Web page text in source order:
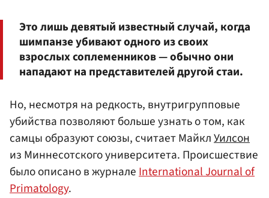
Это лишь девятый известный случай, когда
шимпанзе убивают одного из своих
взрослых соплеменников — обычно они
нападают на представителей другой стаи.
Но, несмотря на редкость, внутригрупповые
убийства позволяют больше узнать о том, как
самцы образуют союзы, считает МайклУилсон
из Миннесотского университета. Происшествие
было описано в журналеInternational Journal of
Primatology.